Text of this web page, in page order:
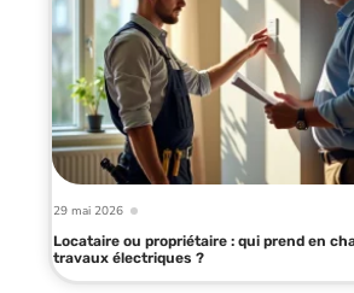
29 mai 2026
Locataire ou propriétaire : qui prend en
travaux électriques ?